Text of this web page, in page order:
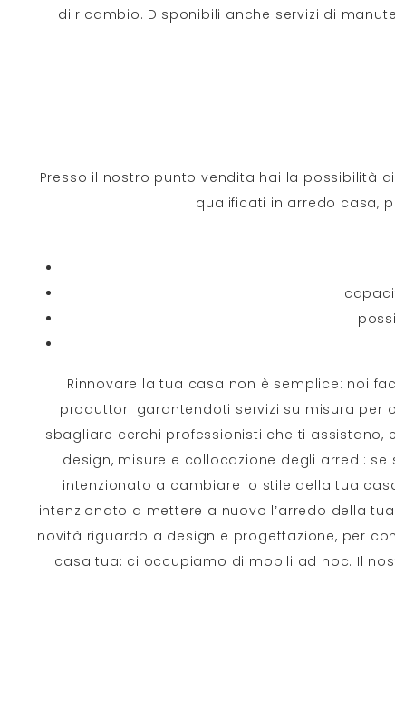
di ricambio. Disponibili anche servizi di
Presso il nostro punto vendita hai la possibilità
qualificati in arredo casa,
Rinnovare la tua casa non è semplice: noi
produttori garantendoti servizi su misura per
sbagliare cerchi professionisti che ti
design, misure e collocazione degli arredi:
intenzionato a cambiare lo stile della tua
intenzionato a mettere a nuovo l’arredo della
novità riguardo a design e progettazione, per
casa tua: ci occupiamo di mobili ad hoc. Il